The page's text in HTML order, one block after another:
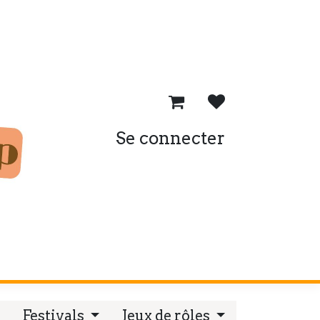
Se connecter
Festivals Jeux de rôles